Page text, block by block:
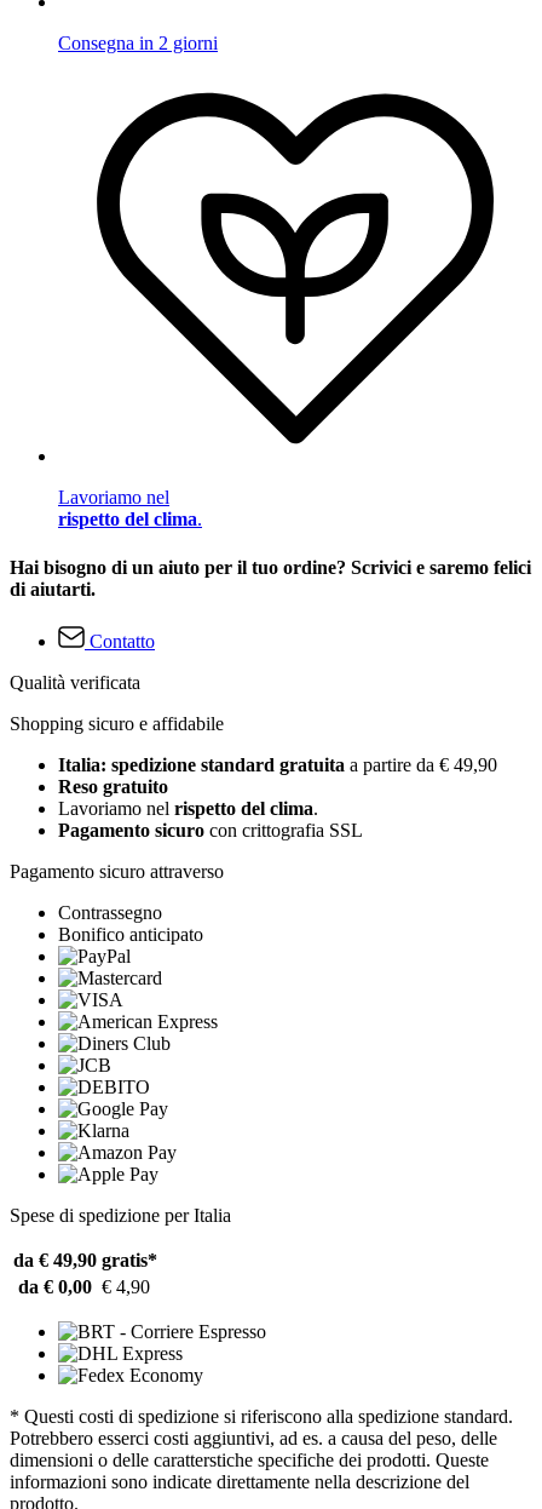
Consegna in 2 giorni
Lavoriamo nel
rispetto del clima.
Hai bisogno di un aiuto per il tuo ordine? Scrivici e saremo felici
di aiutarti.
Contatto
Qualità verificata
Shopping sicuro e affidabile
Italia: spedizione standard gratuita a partire da € 49,90
Reso gratuito
Lavoriamo nel rispetto del clima.
Pagamento sicuro con crittografia SSL
Pagamento sicuro attraverso
Contrassegno
Bonifico anticipato
Spese di spedizione per Italia
da € 49,90 gratis*
da € 0,00 € 4,90
* Questi costi di spedizione si riferiscono alla spedizione standard.
Potrebbero esserci costi aggiuntivi, ad es. a causa del peso, delle
dimensioni o delle caratterstiche specifiche dei prodotti. Queste
informazioni sono indicate direttamente nella descrizione del
prodotto.